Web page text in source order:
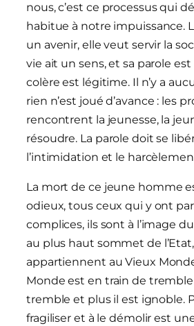
nous, c’est ce processus qui
habitue à notre impuissance.
un avenir, elle veut servir la
vie ait un sens, et sa parole
colère est légitime. Il n’y a
rien n’est joué d’avance : les
rencontrent la jeunesse, la
résoudre. La parole doit se
l’intimidation et le
La mort de ce jeune homme
odieux, tous ceux qui y ont
complices, ils sont à l’image
au plus haut sommet de
appartiennent au Vieux
Monde est en train de
tremble et plus il est ignoble.
fragiliser et à le démolir est